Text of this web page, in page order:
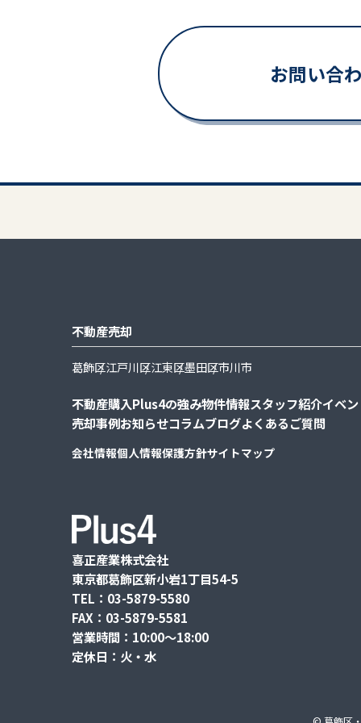
お問い合
不動産売却
葛飾区江戸川区江東区墨田区市川市
不動産購入Plus4の強み物件情報スタッフ紹介イベ
売却事例お知らせコラムブログよくあるご質問
会社情報個人情報保護方針サイトマップ
喜正産業株式会社
東京都葛飾区新小岩1丁目54-5
TEL：03-5879-5580
FAX：03-5879-5581
営業時間：10:00〜18:00
定休日：火・水